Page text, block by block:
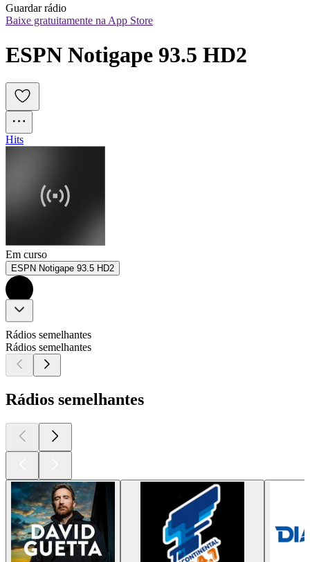
Guardar rádio
Baixe gratuitamente na App Store
ESPN Notigape 93.5 HD2
Hits
Em curso
ESPN Notigape 93.5 HD2
Rádios semelhantes
Rádios semelhantes
Rádios semelhantes